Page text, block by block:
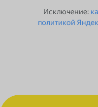
Исключение:
политикой